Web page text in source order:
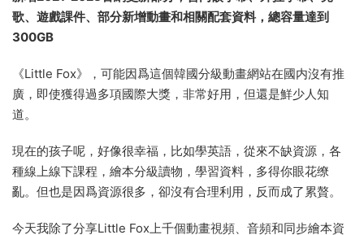
歌、遊戲課件、部分新增動畫和相關配套資料，總容量達到
300GB
《Little Fox》，可能因爲這個韓國分級動畫網站在國内沒有推
廣，即使獲得過多項國際大獎，非常好用，但還是鮮少人知
道。
現在的孩子呢，好像很幸福，比如學英語，從來不缺資源，各
種線上線下課程，繪本分級讀物，學習資料，多得你眼花缭
亂。但也是因爲資源很多，卻沒有合理利用，反而成了累贅。
今天我除了分享Little Fox上千個動畫視頻、音頻和同步繪本資